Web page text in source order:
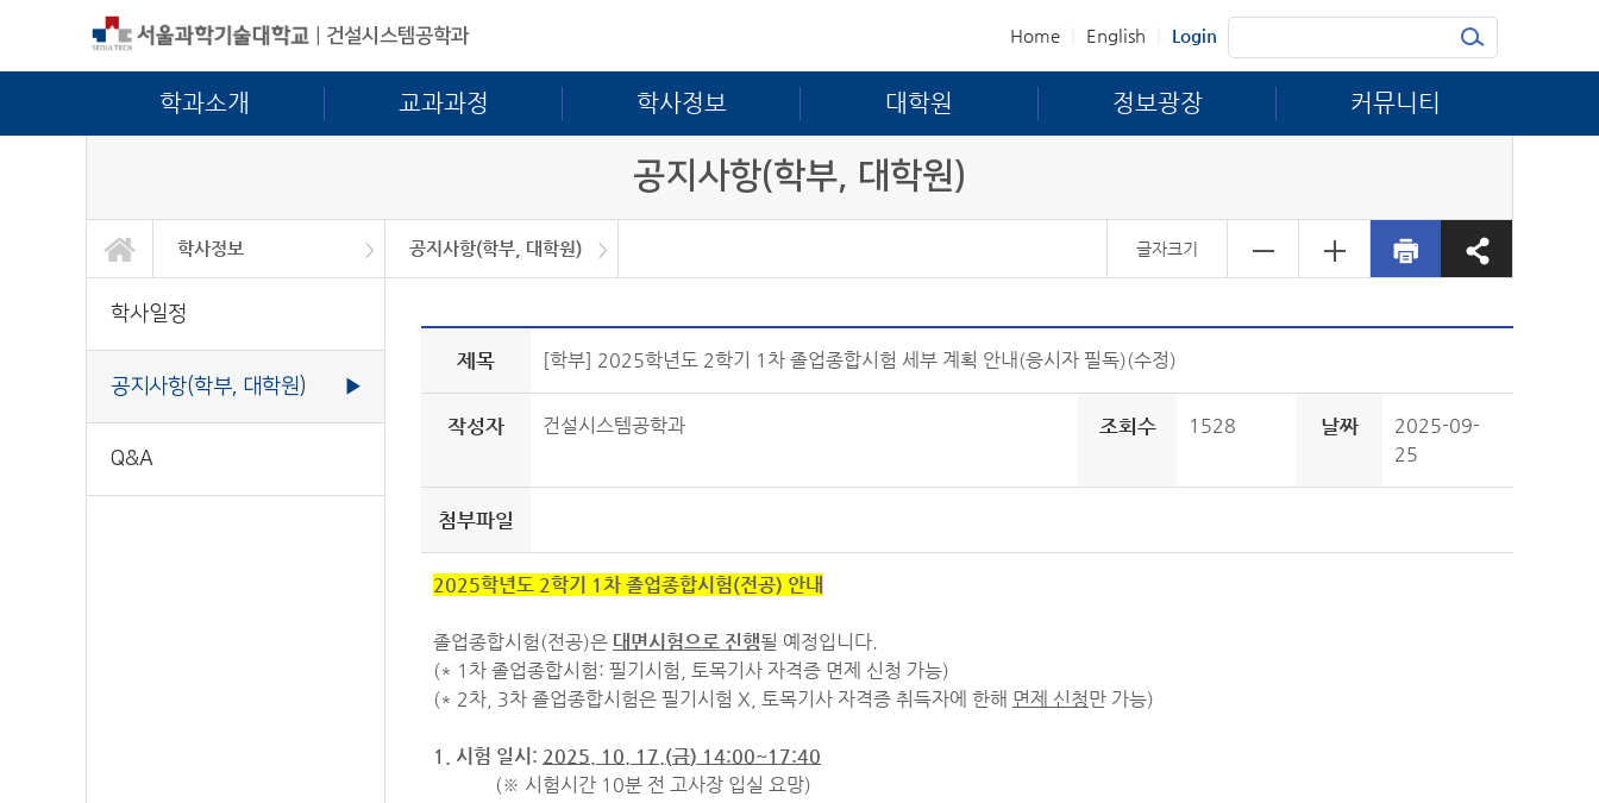
건설시스템공학과 Home English Login
학과소개 교과과정 학사정보 대학원 정보광장 커뮤니티
공지사항(학부, 대학원)
학사정보
학과소개
교과과정
학사정보
대학원
정보광장
커뮤니티
공지사항(학부, 대학원)
학사일정
공지사항(학부, 대학원)
Q&A
글자크기
학사일정
공지사항(학부, 대학원) ▶
Q&A
제목 [학부] 2025학년도 2학기 1차 졸업종합시험 세부 계획 안내(응시자 필독)(수정)
작성자 건설시스템공학과 조회수 1528 날짜
2025-09-
25
첨부파일
2025학년도 2학기 1차 졸업종합시험(전공) 안내
졸업종합시험(전공)은 대면시험으로 진행될 예정입니다.
(* 1차 졸업종합시험: 필기시험, 토목기사 자격증 면제 신청 가능)
(* 2차, 3차 졸업종합시험은 필기시험 X, 토목기사 자격증 취득자에 한해 면제 신청만 가능)
1. 시험 일시: 2025. 10. 17.(금) 14:00~17:40
(※ 시험시간 10분 전 고사장 입실 요망)